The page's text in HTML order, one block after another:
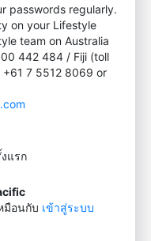
passwords regularly.
on your Lifestyle
team on Australia
442 484 / Fiji (toll
7 5512 8069 or
แรก
มือนกับ เข้าสู่ระบบ